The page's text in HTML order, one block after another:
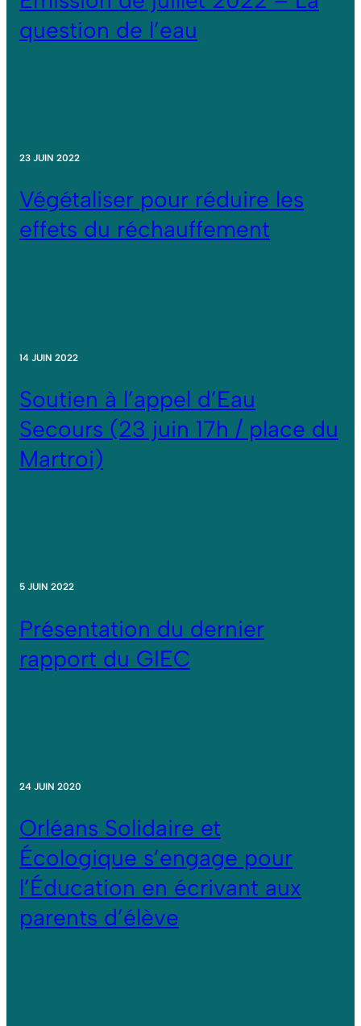
question de l’eau
23 JUIN 2022
Végétaliser pour réduire les
effets du réchauffement
14 JUIN 2022
Soutien à l’appel d’Eau
Secours (23 juin 17h / place du
Martroi)
5 JUIN 2022
Présentation du dernier
rapport du GIEC
24 JUIN 2020
Orléans Solidaire et
Écologique s’engage pour
l’Éducation en écrivant aux
parents d’élève